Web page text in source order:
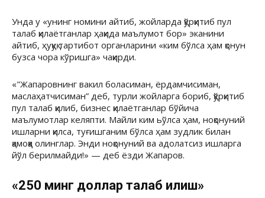
Унда у «унинг номини айтиб, жойларда қўрқитиб пул
талаб қилаётганлар ҳақида маълумот бор» эканини
айтиб, ҳуқуқ тартибот органларини «ким бўлса ҳам қонун
бузса чора кўришга» чақирди.
«"Жапаровнинг вакил боласиман, ёрдамчисиман,
маслаҳатчисиман” деб, турли жойларга бориб, қўрқитиб
пул талаб қилиб, бизнес қилаётганлар бўйича
маълумотлар келяпти. Майли ким ьўлса ҳам, ноқонуний
ишларни қилса, туғишганим бўлса ҳам зудлик билан
қамоққа олинглар. Энди ноқонуний ва адолатсиз ишларга
йўл берилмайди!» — деб ёзди Жапаров.
«250 минг доллар талаб қилиш»